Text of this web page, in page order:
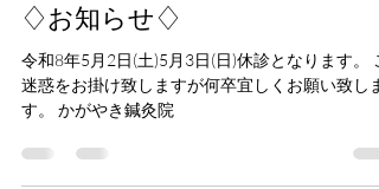
♢お知らせ♢
令和8年5月2日(土)5月3日(日)休診となります。 ご
迷惑をお掛け致しますが何卒宜しくお願い致しま
す。 かがやき鍼灸院